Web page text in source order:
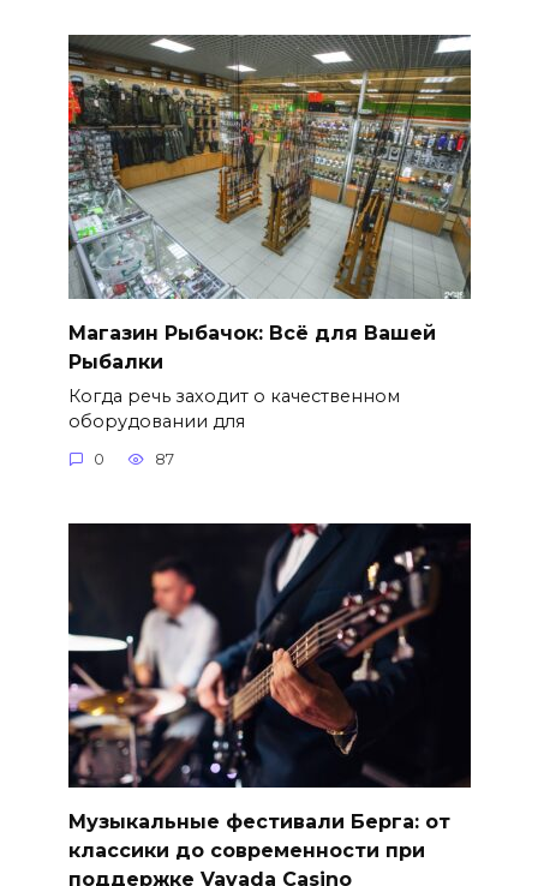
Магазин Рыбачок: Всё для Вашей
Рыбалки
Когда речь заходит о качественном
оборудовании для
0 87
Музыкальные фестивали Берга: от
классики до современности при
поддержке Vavada Casino